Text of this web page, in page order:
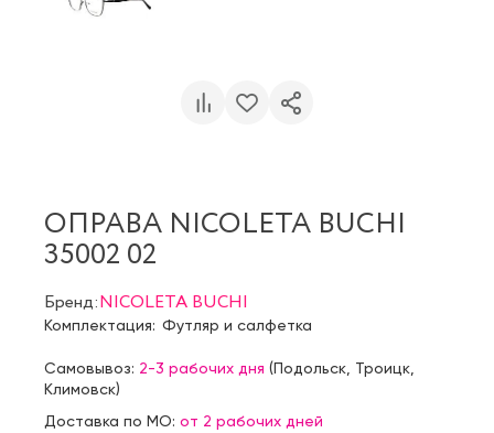
ОПРАВА NICOLETA BUCHI
35002 02
Бренд:NICOLETA BUCHI
Комплектация: Футляр и салфетка
Самовывоз: 2-3 рабочих дня (Подольск Троицк
Климовск)
Доставка по МО: от 2 рабочих дней